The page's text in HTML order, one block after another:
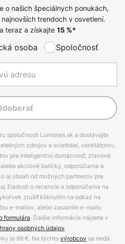
o našich špeciálnych ponukách,
trendoch v osvetlení.
teraz a získajte 15%*
osoba Spoločnosť
spoločnosti Lumories.sk a dostávajte
zdrojov a svietidiel, ventilátorov,
pre inteligentnú domácnosť, zľavové
akciové balíčky, odporúčania a
aj obsah od možných partnerov pre
žiadosti o recenzie a odporúčania na
zrušiť kliknutím na odkaz na
e-mailov, alebo zaslaním e-mailu
formulára. Ďalšie informácie nájdete v
osobných údajov.
je 99 €. Na týchtovýrobcov sa nedá